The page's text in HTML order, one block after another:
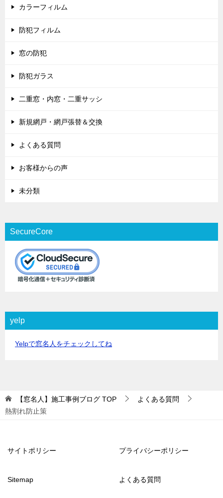
カラーフィルム
防犯フィルム
窓の防犯
防犯ガラス
二重窓・内窓・二重サッシ
新規網戸・網戸張替＆交換
よくある質問
お客様からの声
未分類
SecureCore
yelp
Yelpで窓名人をチェックしてね
【窓名人】施工事例ブログ TOP
よくある質問
熱割れ防止策
サイトポリシー プライバシーポリシー
Sitemap よくある質問